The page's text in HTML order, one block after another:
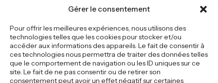
Gérer le consentement
Pour offrir les meilleures expériences, nous utilisons des
technologies telles que les cookies pour stocker et/ou
accéder aux informations des appareils. Le fait de consentir à
ces technologies nous permettra de traiter des données telles
que le comportement de navigation ou les ID uniques sur ce
site. Le fait de ne pas consentir ou de retirer son
consentement peut avoir un effet négatif sur certaines
Les bonnes équipes font les
grandes entreprises
Accueil
Le cabinet